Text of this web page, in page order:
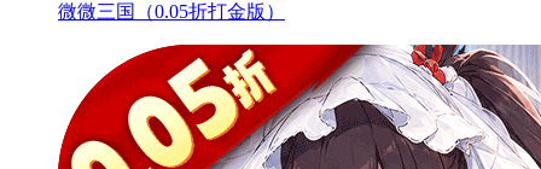
微微三国（0.05折打金版）